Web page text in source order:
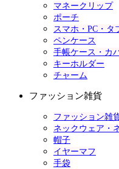
マネークリップ
ポーチ
スマホ・PC・タ
ペンケース
手帳ケース・カ
キーホルダー
チャーム
ファッション雑貨
ファッション雑
ネックウェア・
帽子
イヤーマフ
手袋